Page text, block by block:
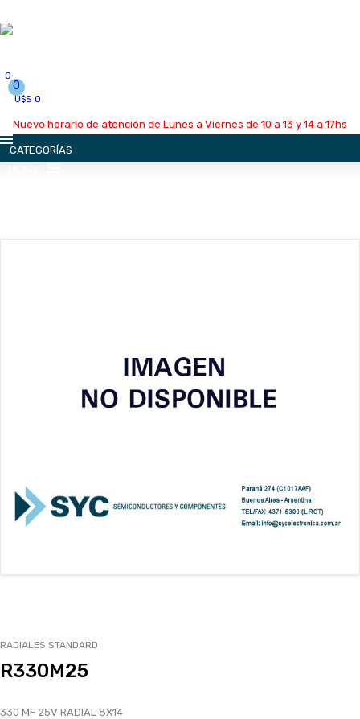
0
0
U$S 0
Nuevo horario de atención de Lunes a Viernes de 10 a 13 y 14 a 17hs
CATEGORÍAS
CONTACTO
RADIALES STANDARD
R330M25
330 MF 25V RADIAL 8X14